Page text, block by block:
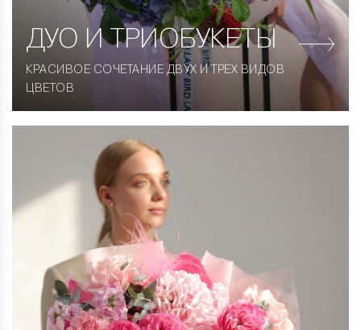
ДУО И ТРИОБУКЕТЫ
КРАСИВОЕ СОЧЕТАНИЕ ДВУХ И ТРЕХ ВИДОВ
ЦВЕТОВ